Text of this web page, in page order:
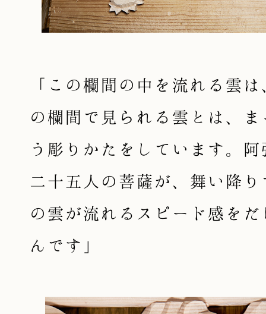
「この欄間の中を流れる雲
の欄間で見られる雲とは、
う彫りかたをしています。
二十五人の菩薩が、舞い降
の雲が流れるスピード感を
んです」